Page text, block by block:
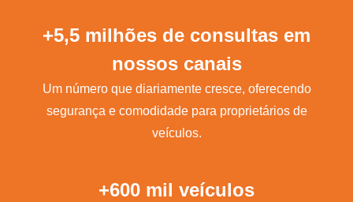
+5,5 milhões de consultas em
nossos canais
Um número que diariamente cresce, oferecendo
segurança e comodidade para proprietários de
veículos.
+600 mil veículos